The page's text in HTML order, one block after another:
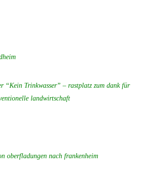
“Kein Trinkwasser” – rastplatz zum dank für
landwirtschaft
oberfladungen nach frankenheim